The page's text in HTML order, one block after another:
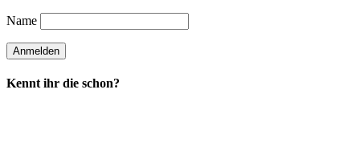
Name
Kennt ihr die schon?